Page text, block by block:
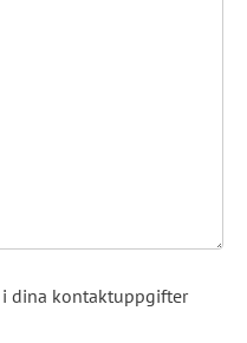
dina kontaktuppgifter